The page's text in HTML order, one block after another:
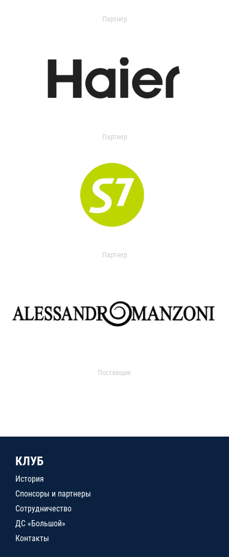
Партнер
Партнер
Партнер
Поставщик
КЛУБ
История
Спонсоры и партнеры
Сотрудничество
ДС «Большой»
Контакты